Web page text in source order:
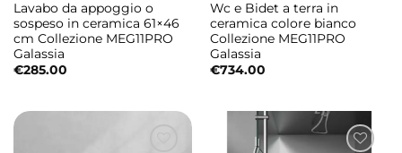
Lavabo da appoggio o
sospeso in ceramica 61×46
cm Collezione MEG11PRO
Galassia
€285.00
Wc e Bidet a terra in
ceramica colore bianco
Collezione MEG11PRO
Galassia
€734.00